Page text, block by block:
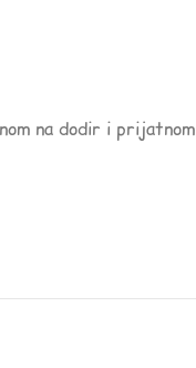
na dodir i prijatnom